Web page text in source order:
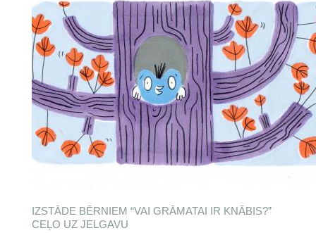
IZSTĀDE BĒRNIEM “VAI GRĀMATAI IR KNĀBIS?”
CEĻO UZ JELGAVU